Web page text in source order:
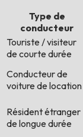
Type de
conducteur
Touriste / visiteur
de courte durée
Conducteur de
voiture de location
Résident étranger
de longue durée